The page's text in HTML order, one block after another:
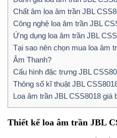
Chất âm loa âm trần JBL
Công nghệ loa âm trần JBL
Ứng dụng loa âm trần JBL
Tại sao nên chọn mua loa âm
Âm Thanh?
Cấu hình đặc trưng JBL
Thông số kĩ thuật JBL
Loa âm trần JBL CSS8018 giá
Thiết kế loa âm trần JBL